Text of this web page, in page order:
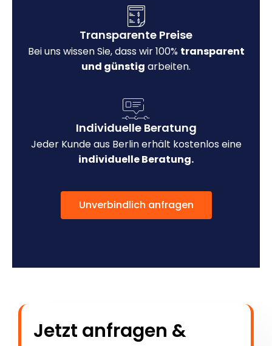
Transparente Preise
Bei uns wissen Sie, dass wir 100% transparent
und günstig arbeiten.
Individuelle Beratung
Jeder Kunde aus Berlin erhält kostenlos eine
individuelle Beratung.
Unverbindlich anfragen
Jetzt anfragen &